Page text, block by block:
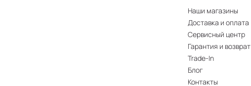
Наши магазины
Доставка и оплата
Сервисный центр
Гарантия и возврат
Trade-In
Блог
Контакты